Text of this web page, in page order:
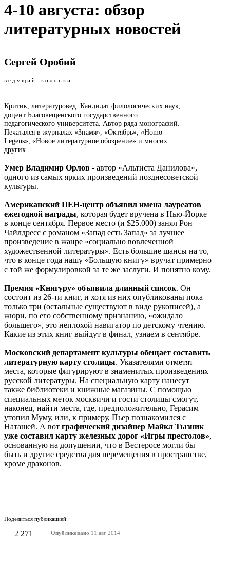
4-10 августа: обзор
литературных новостей
Сергей Оробий
в е д у щ и й к о л о н к и
Критик, литературовед. Кандидат филологических наук,
доцент Благовещенского государственного
педагогического университета. Автор ряда монографий.
Печатался в журналах «Знамя», «Октябрь», «Homo
Legens», «Новое литературное обозрение» и многих
других.
Умер Владимир Орлов - автор «Альтиста Данилова»,
одного из самых ярких произведений позднесоветской
культуры.
Американский ПЕН-центр объявил имена лауреатов
ежегодной награды, которая будет вручена в Нью-Йорке
в конце сентября. Первое место (и $25.000) занял Рон
Чайлдресс с романом «Запад есть Запад» за лучшее
произведение в жанре «социально вовлеченной
художественной литературы». Есть большие шансы на то,
что в конце года нашу «Большую книгу» вручат примерно
с той же формулировкой за те же заслуги. И понятно кому.
Премия «Книгуру» объявила длинный список. Он
состоит из 26-ти книг, и хотя из них опубликованы пока
только три (остальные существуют в виде рукописей), а
жюри, по его собственному признанию, «ожидало
большего», это неплохой навигатор по детскому чтению.
Какие из этих книг выйдут в финал, узнаем в сентябре.
Московский департамент культуры обещает составить
литературную карту столицы. Указателями отметят
места, которые фигурируют в знаменитых произведениях
русской литературы. На специальную карту нанесут
также библиотеки и книжные магазины. С помощью
специальных меток москвичи и гости столицы смогут,
наконец, найти места, где, предположительно, Герасим
утопил Муму, или, к примеру, Пьер познакомился с
Наташей. А вот графический дизайнер Майкл Тызник
уже составил карту железных дорог «Игры престолов»,
основанную на допущении, что в Вестеросе могли бы
быть и другие средства для перемещения в пространстве,
кроме драконов.
Поделиться публикацией:
2 271 Опубликовано 11 авг 2014